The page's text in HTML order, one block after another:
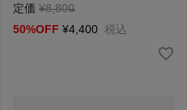
定価 ¥8,800
→
50%OFF ¥4,400 税込